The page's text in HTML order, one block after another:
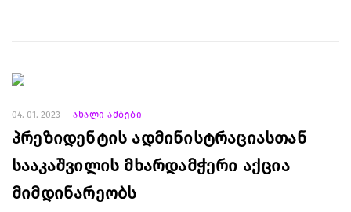
04. 01. 2023 ახალი ამბები
პრეზიდენტის ადმინისტრაციასთან
სააკაშვილის მხარდამჭერი აქცია
მიმდინარეობს